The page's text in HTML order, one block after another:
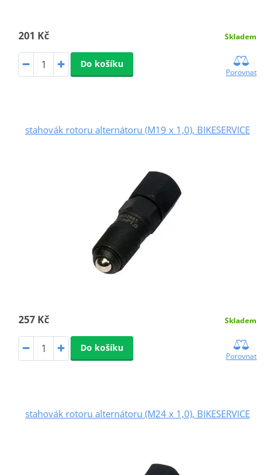
201 Kč Skladem
Do košíku
Porovnat
stahovák rotoru alternátoru (M19 x 1,0), BIKESERVICE
257 Kč Skladem
Do košíku
Porovnat
stahovák rotoru alternátoru (M24 x 1,0), BIKESERVICE